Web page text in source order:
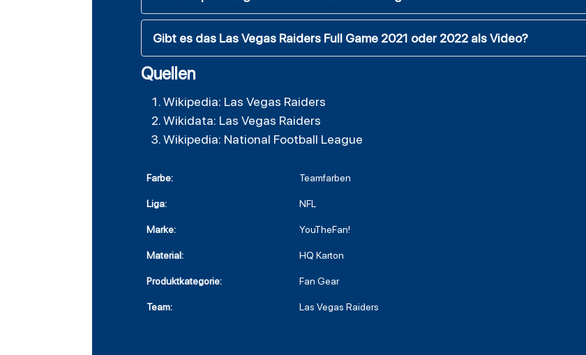
Gibt es das Las Vegas Raiders Full Game 2021 oder 2022 als Video?
Quellen
Wikipedia: Las Vegas Raiders
Wikidata: Las Vegas Raiders
Wikipedia: National Football League
Farbe: Teamfarben
Liga: NFL
Marke: YouTheFan!
Material: HQ Karton
Produktkategorie: Fan Gear
Team: Las Vegas Raiders